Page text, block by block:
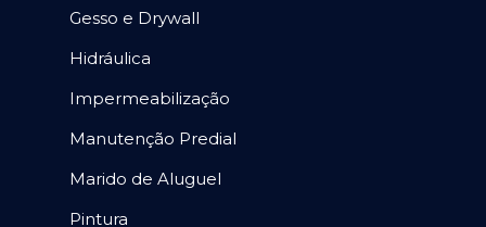
Gesso e Drywall
Hidráulica
Impermeabilização
Manutenção Predial
Marido de Aluguel
Pintura